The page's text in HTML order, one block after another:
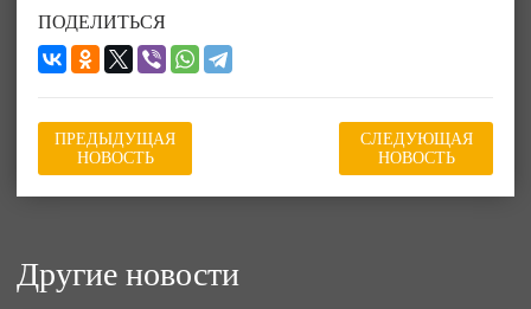
ПОДЕЛИТЬСЯ
ПРЕДЫДУЩАЯ
НОВОСТЬ
СЛЕДУЮЩАЯ
НОВОСТЬ
Другие новости